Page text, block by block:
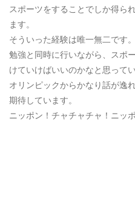
スポーツをすることでしか得ら
ます。
そういった経験は唯一無二です。
勉強と同時に行いながら、スポ
けていけばいいのかなと思ってい
オリンピックからかなり話が逸
期待しています。
ニッポン！チャチャチャ！ニッ